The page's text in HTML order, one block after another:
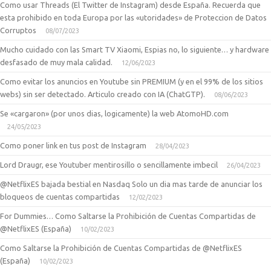
Como usar Threads (El Twitter de Instagram) desde España. Recuerda que
esta prohibido en toda Europa por las «utoridades» de Proteccion de Datos
Corruptos
08/07/2023
Mucho cuidado con las Smart TV Xiaomi, Espias no, lo siguiente… y hardware
desfasado de muy mala calidad.
12/06/2023
Como evitar los anuncios en Youtube sin PREMIUM (y en el 99% de los sitios
webs) sin ser detectado. Articulo creado con IA (ChatGTP).
08/06/2023
Se «cargaron» (por unos dias, logicamente) la web AtomoHD.com
24/05/2023
Como poner link en tus post de Instagram 28/04/2023
Lord Draugr, ese Youtuber mentirosillo o sencillamente imbecil 26/04/2023
@NetflixES bajada bestial en Nasdaq Solo un dia mas tarde de anunciar los
bloqueos de cuentas compartidas
12/02/2023
For Dummies… Como Saltarse la Prohibición de Cuentas Compartidas de
@NetflixES (España)
10/02/2023
Como Saltarse la Prohibición de Cuentas Compartidas de @NetflixES
(España)
10/02/2023